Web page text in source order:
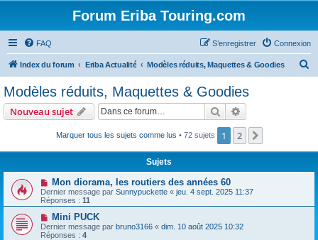
Forum Eriba Touring.com
FAQ Connexion
S’enregistrer
Index du forum Eriba Actualité Modèles réduits, Maquettes & Goodies
Modèles réduits, Maquettes & Goodies
Nouveau sujet Rechercher
Marquer tous les sujets comme lus • 72 sujets 1 2
Sujets
Mon diorama, les routiers des années 60
Dernier message par Sunnypuckette « jeu. 4 sept. 2025 11:37
Réponses : 11
Mini PUCK
Dernier message par bruno3166 « dim. 10 août 2025 10:32
Réponses : 4